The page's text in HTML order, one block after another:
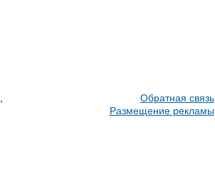
Обратная связь
Размещение рекламы